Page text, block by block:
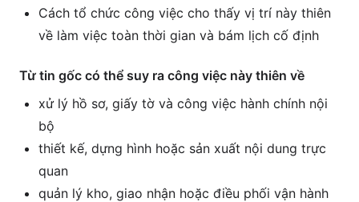
Cách tổ chức công việc cho thấy vị trí này thiên
về làm việc toàn thời gian và bám lịch cố định
Từ tin gốc có thể suy ra công việc này thiên về
xử lý hồ sơ, giấy tờ và công việc hành chính nội
bộ
thiết kế, dựng hình hoặc sản xuất nội dung trực
quan
quản lý kho, giao nhận hoặc điều phối vận hành